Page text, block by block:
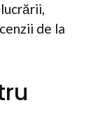
de la